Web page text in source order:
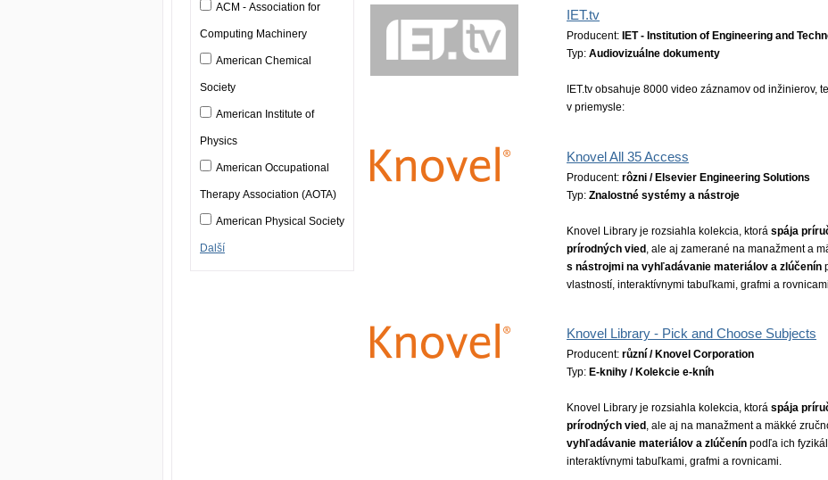
ACM - Association for
Computing Machinery
American Chemical
Society
American Institute of
Physics
American Occupational
Therapy Association (AOTA)
American Physical Society
Další
IET.tv
Producent: IET - Institution of Engineering and
Typ: Audiovizuálne dokumenty
IET.tv obsahuje 8000 video záznamov od inžinierov,
v priemysle:
Knovel All 35 Access
Producent: rôzni / Elsevier Engineering Solutions
Typ: Znalostné systémy a nástroje
Knovel Library je rozsiahla kolekcia, ktorá spája
prírodných vied , ale aj zamerané na manažment a
s nástrojmi na vyhľadávanie materiálov a zlúčenín
vlastností, interaktívnymi tabuľkami, grafmi a rovnicami.
Knovel Library - Pick and Choose Subjects
Producent: různí / Knovel Corporation
Typ: E-knihy / Kolekcie e-kníh
Knovel Library je rozsiahla kolekcia, ktorá spája
prírodných vied , ale aj na manažment a mäkké
vyhľadávanie materiálov a zlúčenín podľa ich
interaktívnymi tabuľkami, grafmi a rovnicami.